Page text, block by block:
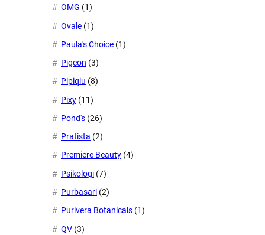
OMG (1)
Ovale (1)
Paula's Choice (1)
Pigeon (3)
Pipiqiu (8)
Pixy (11)
Pond's (26)
Pratista (2)
Premiere Beauty (4)
Psikologi (7)
Purbasari (2)
Purivera Botanicals (1)
QV (3)